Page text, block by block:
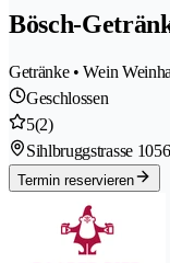
Bösch-
Getränke • Wein
Geschlossen
5(2)
Sihlbruggstrasse 105
Termin reservieren